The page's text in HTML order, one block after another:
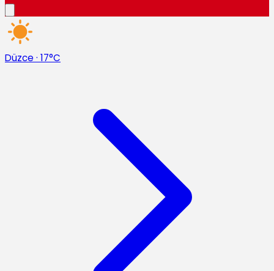
Düzce · 17°C